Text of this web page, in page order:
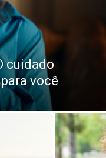
cuidado
você